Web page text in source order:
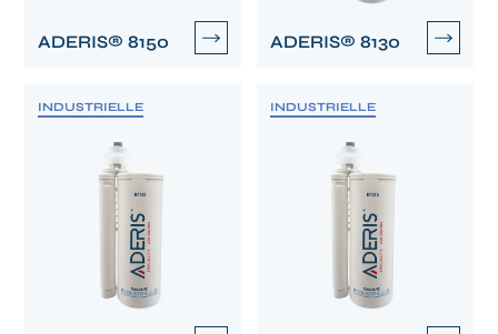
ADERIS® 8150 ADERIS® 8130
INDUSTRIELLE INDUSTRIELLE